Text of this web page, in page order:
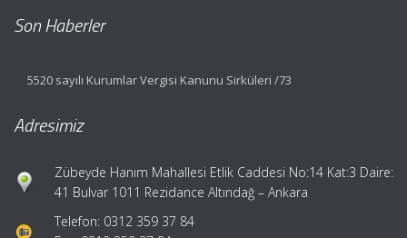
Son Haberler
5520 sayılı Kurumlar Vergisi Kanunu Sirküleri /73
Adresimiz
Zübeyde Hanım Mahallesi Etlik Caddesi No:14 Kat:3 Daire:
41 Bulvar 1011 Rezidance Altındağ – Ankara
Telefon: 0312 359 37 84